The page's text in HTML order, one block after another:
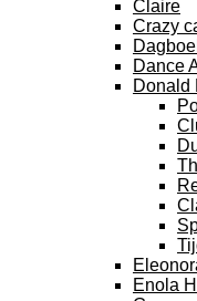
Claire
Crazy
Dance
Donald
Enola